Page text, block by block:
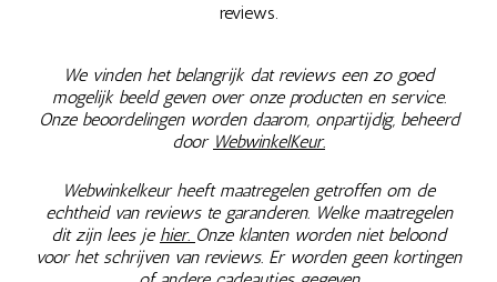
reviews.
We vinden het belangrijk dat reviews een zo goed
mogelijk beeld geven over onze producten en service.
Onze beoordelingen worden daarom, onpartijdig, beheerd
door WebwinkelKeur.
Webwinkelkeur heeft maatregelen getroffen om de
echtheid van reviews te garanderen. Welke maatregelen
dit zijn lees je hier. Onze klanten worden niet beloond
voor het schrijven van reviews. Er worden geen kortingen